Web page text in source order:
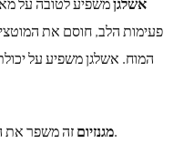
אשלגןמשפיע לטובה על
פעימות הלב, חוסם את
המוח. אשלגן משפיע על
מגנזיוםזה משפר את החסינות, מחזק כלי דם ונימים.